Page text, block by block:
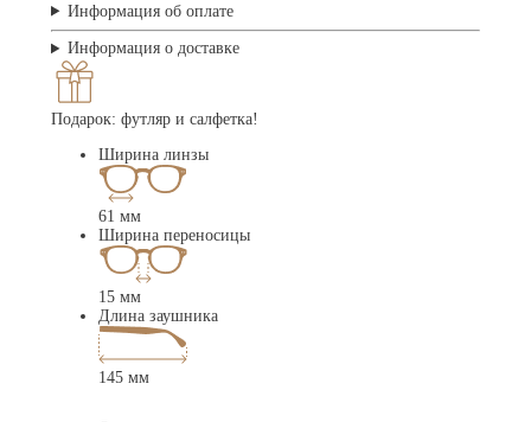
Информация об оплате
Информация о доставке
Подарок: футляр и салфетка!
Ширина линзы
61 мм
Ширина переносицы
15 мм
Длина заушника
145 мм